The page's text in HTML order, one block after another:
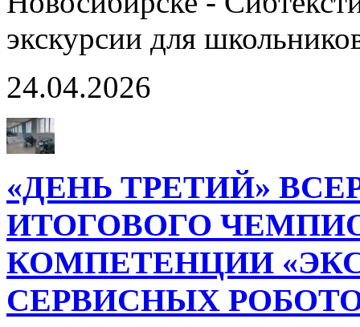
экскурсии для
24.04.2026
«ДЕНЬ ТРЕТИЙ»
ИТОГОВОГО
КОМПЕТЕНЦИИ
СЕРВИСНЫХ